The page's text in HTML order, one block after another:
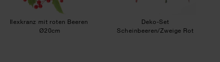
Ilexkranz mit roten Beeren
Ø20cm
Deko-Set
Scheinbeeren/Zweige Rot